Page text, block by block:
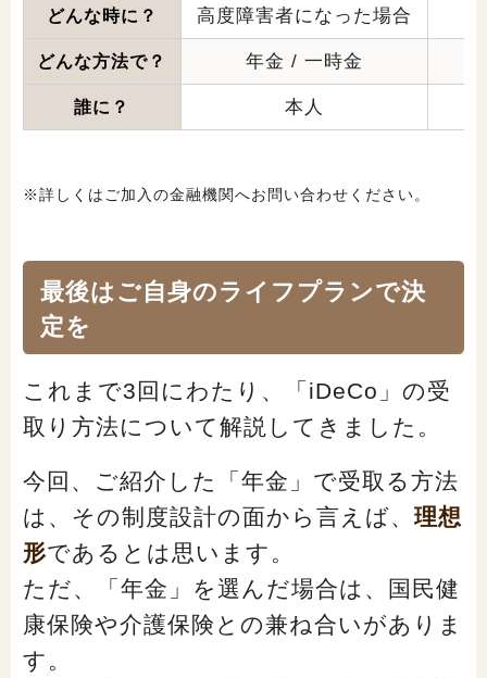
どんな時に？ 高度障害者になった場合
どんな方法で？ 年金 / 一時金
誰に？ 本人
※詳しくはご加入の金融機関へお問い合わせください。
最後はご自身のライフプランで決
定を
これまで3回にわたり、「iDeCo」の受
取り方法について解説してきました。
今回、ご紹介した「年金」で受取る方法
は、その制度設計の面から言えば、 理想
形であるとは思います。
ただ、「年金」を選んだ場合は、国民健
康保険や介護保険との兼ね合いがありま
す。